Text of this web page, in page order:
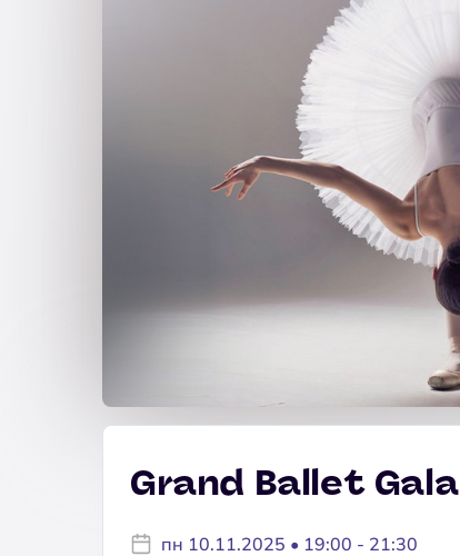
Grand Ballet Gala
пн 10.11.2025 • 19:00 - 21:30